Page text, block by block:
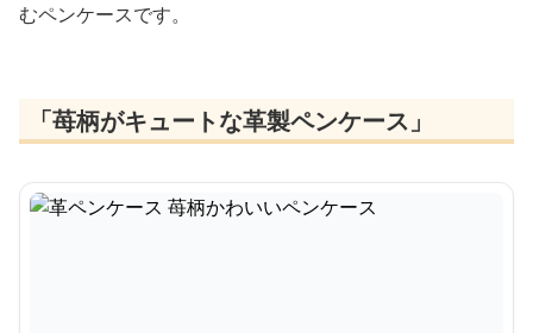
むペンケースです。
「苺柄がキュートな革製ペンケース」